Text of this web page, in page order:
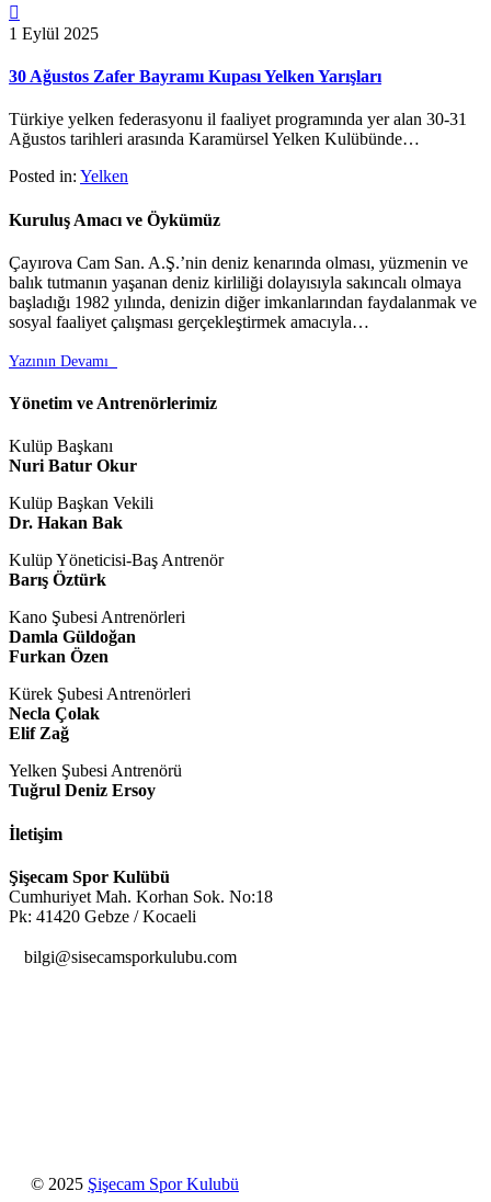

1 Eylül 2025
30 Ağustos Zafer Bayramı Kupası Yelken Yarışları
Türkiye yelken federasyonu il faaliyet programında yer alan 30-31
Ağustos tarihleri arasında Karamürsel Yelken Kulübünde…
Posted in: Yelken
Kuruluş Amacı ve Öykümüz
Çayırova Cam San. A.Ş.’nin deniz kenarında olması, yüzmenin ve
balık tutmanın yaşanan deniz kirliliği dolayısıyla sakıncalı olmaya
başladığı 1982 yılında, denizin diğer imkanlarından faydalanmak ve
sosyal faaliyet çalışması gerçekleştirmek amacıyla…
Yazının Devamı
Yönetim ve Antrenörlerimiz
Kulüp Başkanı
Nuri Batur Okur
Kulüp Başkan Vekili
Dr. Hakan Bak
Kulüp Yöneticisi-Baş Antrenör
Barış Öztürk
Kano Şubesi Antrenörleri
Damla Güldoğan
Furkan Özen
Kürek Şubesi Antrenörleri
Necla Çolak
Elif Zağ
Yelken Şubesi Antrenörü
Tuğrul Deniz Ersoy
İletişim
Şişecam Spor Kulübü
Cumhuriyet Mah. Korhan Sok. No:18
Pk: 41420 Gebze / Kocaeli
bilgi@sisecamsporkulubu.com
© 2025 Şişecam Spor Kulubü